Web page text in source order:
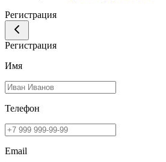
Регистрация
Регистрация
Имя
Телефон
Email